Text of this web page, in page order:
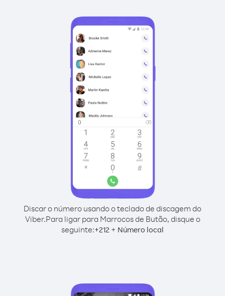
Discar o número usando o teclado de discagem do
Viber.Para ligar para Marrocos de Butão, disque o
seguinte:+212 + Número local